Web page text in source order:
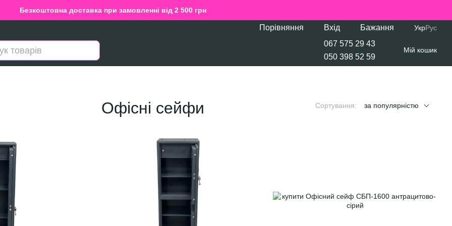
Безкоштовна доставка при замовленні від 2 500 грн
Порівняння Вхід Бажання УкрРус
067 575 29 43
050 398 52 59
Мій кошик
Офісні сейфи Сортування: за популярністю